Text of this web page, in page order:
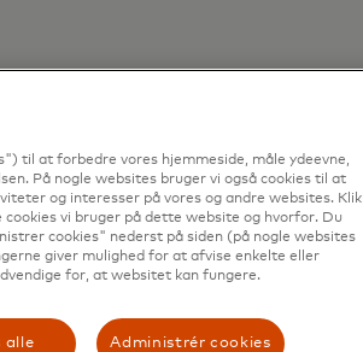
til at forbedre vores hjemmeside, måle ydeevne,
På nogle websites bruger vi også cookies til at
og interesser på vores og andre websites. Klik
vi bruger på dette website og hvorfor. Du
cookies" nederst på siden (på nogle websites
giver mulighed for at afvise enkelte eller
for, at websitet kan fungere.
alle Administrér cookies